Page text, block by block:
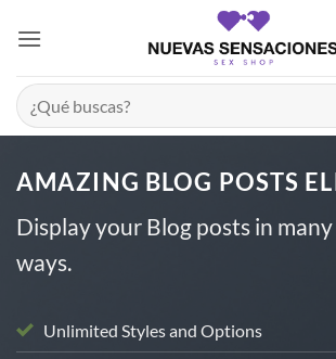
Buscar
por:
AMAZING BLOG POSTS
Display your Blog posts in
ways.
Unlimited Styles and Options